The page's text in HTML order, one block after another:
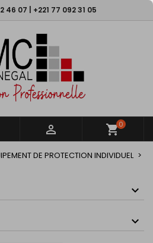
46 07 | +221 77 092 31 05
 shopping_cart0
DE PROTECTION INDIVIDUEL
×
×
((modalDeleteText))
d'envies ×
Créer une liste d'envies
×
pour ajouter des produits
Annuler Connexion